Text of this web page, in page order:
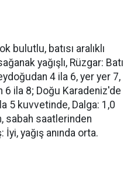
bulutlu, batısı aralıklı
yağışlı, Rüzgar: Batı
4 ila 6, yer yer 7,
ila 8; Doğu Karadeniz'de
5 kuvvetinde, Dalga: 1,0
sabah saatlerinden
yağış anında orta.